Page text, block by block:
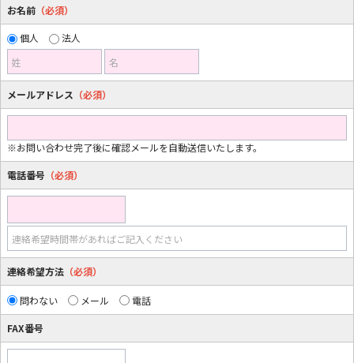
お名前 （必須）
個人
法人
姓
名
メールアドレス （必須）
※お問い合わせ完了後に確認メールを自動送信いたします。
電話番号 （必須）
連絡希望時間帯があればご記入ください
連絡希望方法 （必須）
問わない メール 電話
FAX番号